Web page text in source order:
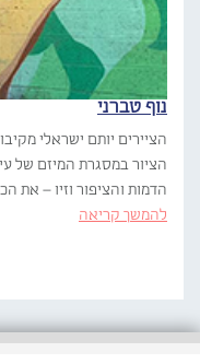
נוף טברני
הציירים יותם ישראלי
הציור במסגרת המיזם של
הדמות והציפור וזיו – את
להמשך קריאה